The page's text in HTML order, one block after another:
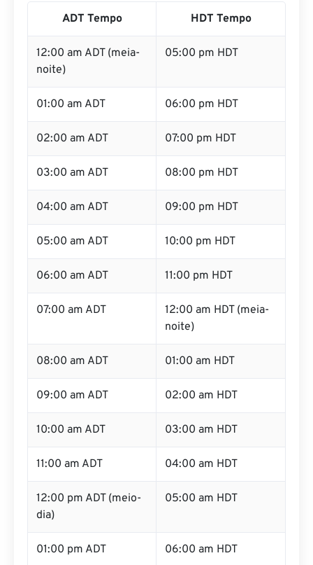
ADT Tempo HDT Tempo
12:00 am ADT (meia-
noite)
05:00 pm HDT
01:00 am ADT 06:00 pm HDT
02:00 am ADT 07:00 pm HDT
03:00 am ADT 08:00 pm HDT
04:00 am ADT 09:00 pm HDT
05:00 am ADT 10:00 pm HDT
06:00 am ADT 11:00 pm HDT
07:00 am ADT
12:00 am HDT (meia-
noite)
08:00 am ADT 01:00 am HDT
09:00 am ADT 02:00 am HDT
10:00 am ADT 03:00 am HDT
11:00 am ADT 04:00 am HDT
12:00 pm ADT (meio-
dia)
05:00 am HDT
01:00 pm ADT 06:00 am HDT